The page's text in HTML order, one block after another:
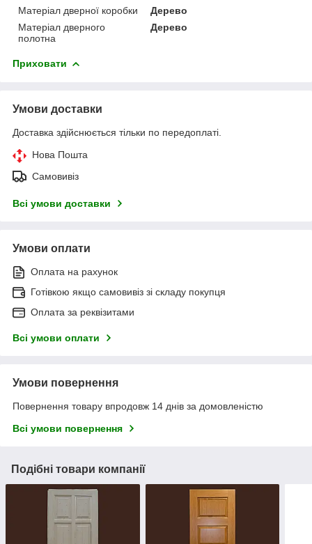
Матеріал дверної коробки
Дерево
Матеріал дверного
полотна
Дерево
Приховати
Умови доставки
Доставка здійснюється тільки по передоплаті.
Нова Пошта
Самовивіз
Всі умови доставки
Умови оплати
Оплата на рахунок
Готівкою якщо самовивіз зі складу покупця
Оплата за реквізитами
Всі умови оплати
Умови повернення
Повернення товару впродовж 14 днів за домовленістю
Всі умови повернення
Подібні товари компанії